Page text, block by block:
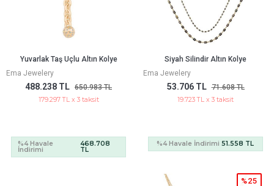
Yuvarlak Taş Uçlu Altın Kolye
Ema Jewelery
488.238 TL 650.983 TL
179.297 TL x 3 taksit
%4 Havale
İndirimi
468.708
TL
Siyah Silindir Altın Kolye
Ema Jewelery
53.706 TL 71.608 TL
19.723 TL x 3 taksit
%4 Havale İndirimi51.558 TL
%25